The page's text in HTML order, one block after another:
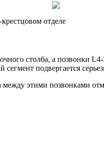
отделе
столба, а позвонки
подвергается
этими позвонками